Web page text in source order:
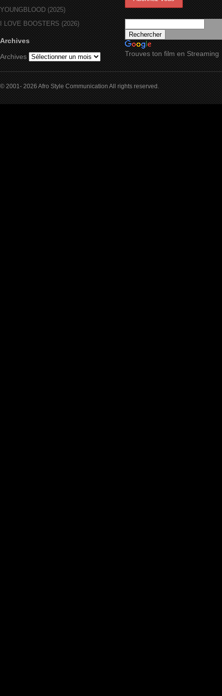
YOUNGBLOOD (2025)
I LOVE BOOSTERS (2026)
Archives
Archives
Trouves ton film en Streaming
© 2001- 2026 Afro Style Communication All rights reserved.